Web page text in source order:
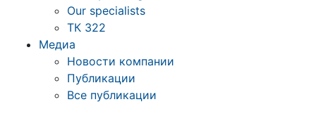
Our specialists
ТК 322
Медиа
Новости компании
Публикации
Все публикации